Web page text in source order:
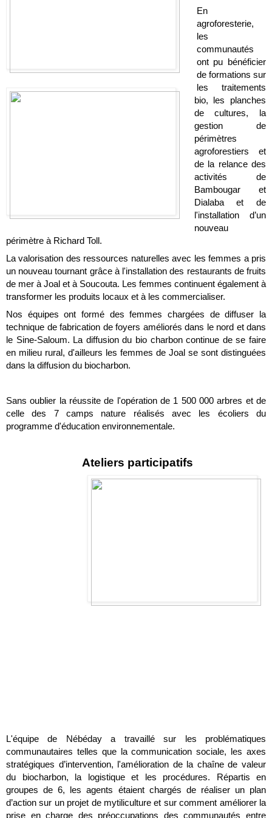
En
agroforesterie,
les
communautés
ont pu bénéficier
de formations sur
les traitements
bio, les planches
de cultures, la
gestion de
périmètres
agroforestiers et
de la relance des
activités de
Bambougar et
Dialaba et de
l'installation d’un
nouveau
périmètre à Richard Toll.
La valorisation des ressources naturelles avec les femmes a pris
un nouveau tournant grâce à l'installation des restaurants de fruits
de mer à Joal et à Soucouta. Les femmes continuent également à
transformer les produits locaux et à les commercialiser.
Nos équipes ont formé des femmes chargées de diffuser la
technique de fabrication de foyers améliorés dans le nord et dans
le Sine-Saloum. La diffusion du bio charbon continue de se faire
en milieu rural, d'ailleurs les femmes de Joal se sont distinguées
dans la diffusion du biocharbon.
Sans oublier la réussite de l'opération de 1 500 000 arbres et de
celle des 7 camps nature réalisés avec les écoliers du
programme d'éducation environnementale.
Ateliers participatifs
L'équipe de Nébéday a travaillé sur les problématiques
communautaires telles que la communication sociale, les axes
stratégiques d’intervention, l'amélioration de la chaîne de valeur
du biocharbon, la logistique et les procédures. Répartis en
groupes de 6, les agents étaient chargés de réaliser un plan
d’action sur un projet de mytiliculture et sur comment améliorer la
prise en charge des préoccupations des communautés entre